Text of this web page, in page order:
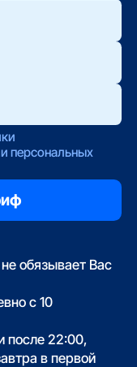
персональных
обязывает Вас
с 10
после 22:00,
в первой